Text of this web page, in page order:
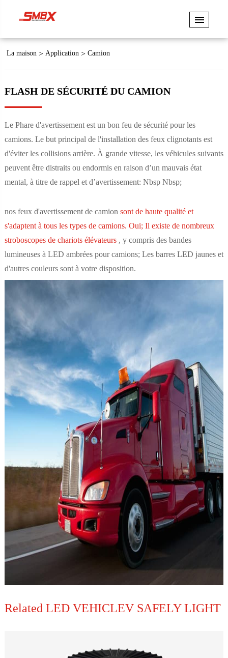
La maison Application Camion
FLASH DE SÉCURITÉ DU CAMION
Le Phare d'avertissement est un bon feu de sécurité pour les
camions. Le but principal de l'installation des feux clignotants est
d'éviter les collisions arrière. À grande vitesse, les véhicules suivants
peuvent être distraits ou endormis en raison d’un mauvais état
mental, à titre de rappel et d’avertissement: Nbsp Nbsp;
nos feux d'avertissement de camion sont de haute qualité et
s'adaptent à tous les types de camions. Oui; Il existe de nombreux
stroboscopes de chariots élévateurs , y compris des bandes
lumineuses à LED ambrées pour camions; Les barres LED jaunes et
d'autres couleurs sont à votre disposition.
Related LED VEHICLEV SAFELY LIGHT